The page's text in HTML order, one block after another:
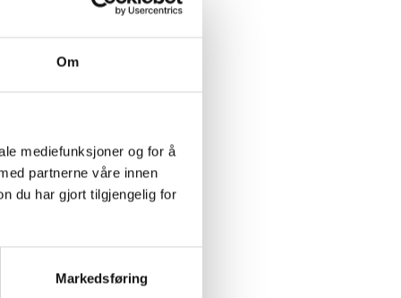
Om
mediefunksjoner og for å
partnerne våre innen
du har gjort tilgjengelig for
Markedsføring